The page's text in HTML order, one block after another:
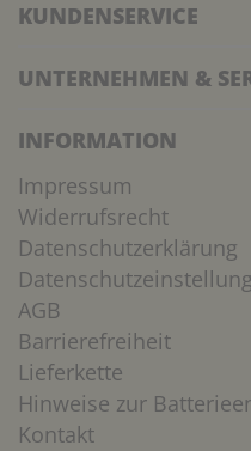
KUNDENSERVICE
UNTERNEHMEN &
INFORMATION
Impressum
Widerrufsrecht
Datenschutzerklärung
AGB
Barrierefreiheit
Lieferkette
Hinweise zur
Kontakt